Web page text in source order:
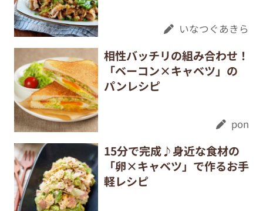
いなつぐあきら
相性バッチリの組み合わせ！
「ベーコン×キャベツ」の
パンレシピ
pon
15分で完成♪身近な食材の
「卵×キャベツ」で作るお手
軽レシピ